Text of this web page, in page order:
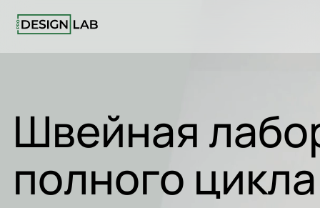
Швейная
полного цикла